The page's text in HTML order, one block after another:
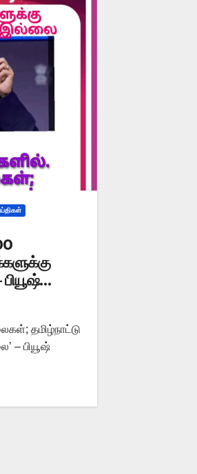
தமிழ்நாட்டு
– பியூஷ்